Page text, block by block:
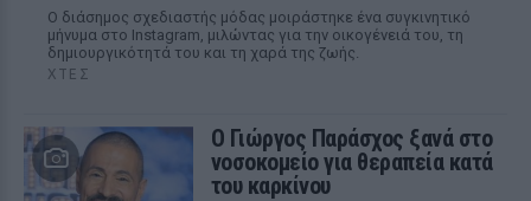
Ο διάσημος σχεδιαστής μόδας μοιράστηκε ένα συγκινητικό
μήνυμα στο Instagram, μιλώντας για την οικογένειά του, τη
δημιουργικότητά του και τη χαρά της ζωής.
ΧΤΕΣ
O Γιώργος Παράσχος ξανά στο
νοσοκομείο για θεραπεία κατά
του καρκίνου